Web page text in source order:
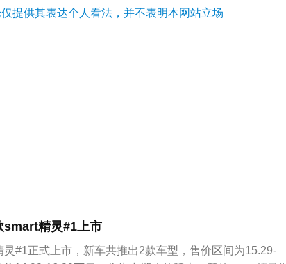
提供其表达个人看法，并不表明本网站立场
smart精灵#1上市
灵#1正式上市，新车共推出2款车型，售价区间为15.29-